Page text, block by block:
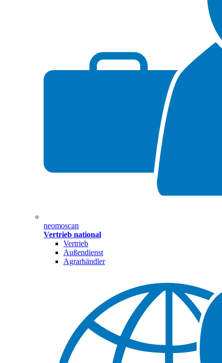
neomoscan
Vertrieb national
Vertrieb
Außendienst
Agrarhändler